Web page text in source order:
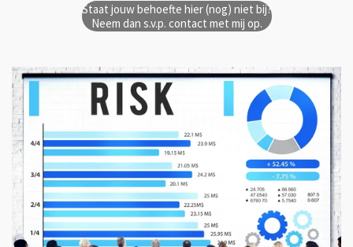
Staat jouw behoefte hier (nog) niet bij?
Neem dan s.v.p. contact met mij op.